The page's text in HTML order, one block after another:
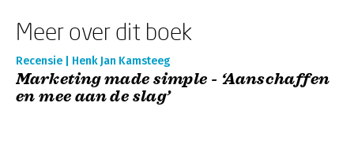
Meer over dit boek
Recensie | Henk Jan Kamsteeg
Marketing made simple - ‘Aanschaffen
en mee aan de slag’